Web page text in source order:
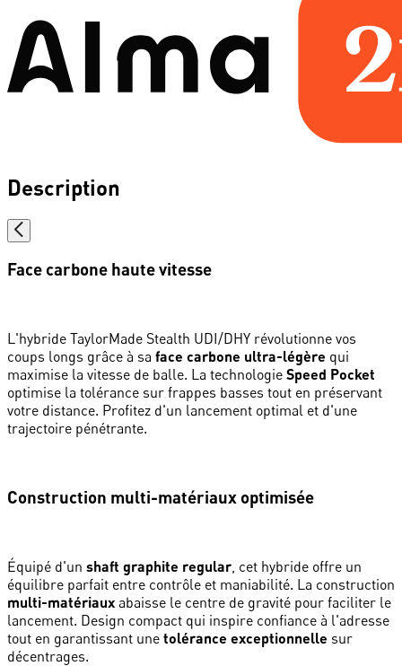
Description
Face carbone haute vitesse
L'hybride TaylorMade Stealth UDI/DHY révolutionne vos
coups longs grâce à sa face carbone ultra-légère qui
maximise la vitesse de balle. La technologie Speed Pocket
optimise la tolérance sur frappes basses tout en préservant
votre distance. Profitez d'un lancement optimal et d'une
trajectoire pénétrante.
Construction multi-matériaux optimisée
Équipé d'un shaft graphite regular , cet hybride offre un
équilibre parfait entre contrôle et maniabilité. La construction
multi-matériaux abaisse le centre de gravité pour faciliter le
lancement. Design compact qui inspire confiance à l'adresse
tout en garantissant une tolérance exceptionnelle sur
décentrages.